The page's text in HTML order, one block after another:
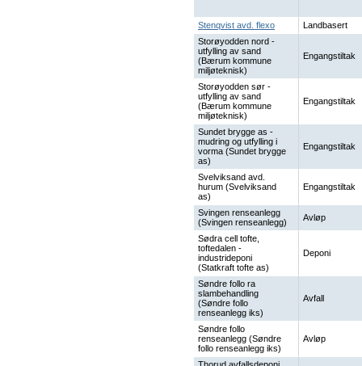
Stenqvist avd. flexo
Landbasert
Storøyodden nord -
utfylling av sand
(Bærum kommune
miljøteknisk)
Engangstiltak
Storøyodden sør -
utfylling av sand
(Bærum kommune
miljøteknisk)
Engangstiltak
Sundet brygge as -
mudring og utfylling i
vorma (Sundet brygge
as)
Engangstiltak
Svelviksand avd.
hurum (Svelviksand
as)
Engangstiltak
Svingen renseanlegg
(Svingen renseanlegg)
Avløp
Sødra cell tofte,
toftedalen -
industrideponi
(Statkraft tofte as)
Deponi
Søndre follo ra
slambehandling
(Søndre follo
renseanlegg iks)
Avfall
Søndre follo
renseanlegg (Søndre
follo renseanlegg iks)
Avløp